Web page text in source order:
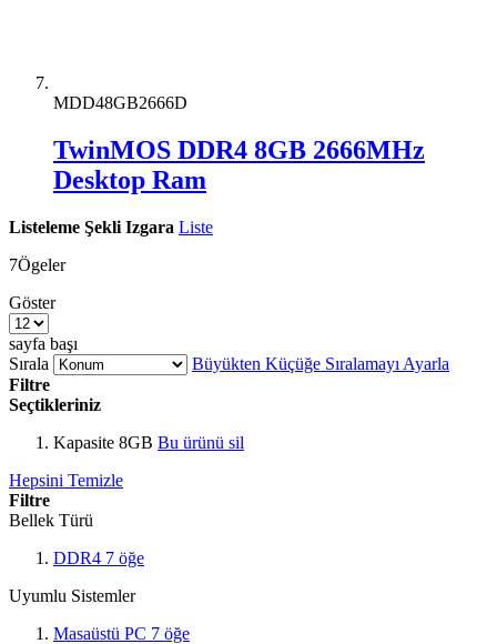
MDD48GB2666D
TwinMOS DDR4 8GB 2666MHz
Desktop Ram
Listeleme Şekli Izgara Liste
7Ögeler
Göster
sayfa başı
Sırala
Büyükten Küçüğe Sıralamayı Ayarla
Filtre
Seçtikleriniz
Kapasite 8GB Bu ürünü sil
Hepsini Temizle
Filtre
Bellek Türü
DDR4 7 öğe
Uyumlu Sistemler
Masaüstü PC 7 öğe